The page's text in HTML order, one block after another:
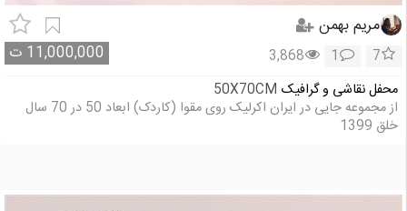
مریم بهمن
11,000,000 ت 7
1
3,868
محفل نقاشی و گرافیک 50X70CM
از مجموعه جایی در ایران اکرلیک روی مقوا (کاردک) ابعاد 50 در 70 سال
خلق 1399